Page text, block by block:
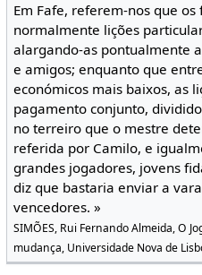
Em Fafe, referem-nos que
normalmente lições
alargando-as pontualmente
e amigos; enquanto que
económicos mais baixos, as
pagamento conjunto,
no terreiro que o mestre
referida por Camilo, e
grandes jogadores, jovens
diz que bastaria enviar a
vencedores. »
SIMÕES, Rui Fernando Almeida, O
mudança, Universidade Nova de